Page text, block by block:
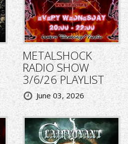
METALSHOCK
RADIO SHOW
3/6/26 PLAYLIST
June 03, 2026